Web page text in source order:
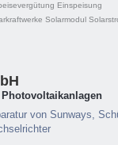
Einspeisung
Solarmodul
von Sunways,